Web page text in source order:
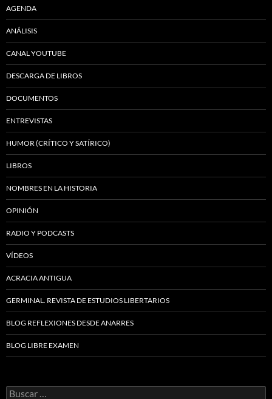
AGENDA
ANÁLISIS
CANAL YOUTUBE
DESCARGA DE LIBROS
DOCUMENTOS
ENTREVISTAS
HUMOR (CRÍTICO Y SATÍRICO)
LIBROS
NOMBRES EN LA HISTORIA
OPINIÓN
RADIO Y PODCASTS
VÍDEOS
ACRACIA ANTIGUA
GERMINAL. REVISTA DE ESTUDIOS LIBERTARIOS
BLOG REFLEXIONES DESDE ANARRES
BLOG LIBRE EXAMEN
Buscar: